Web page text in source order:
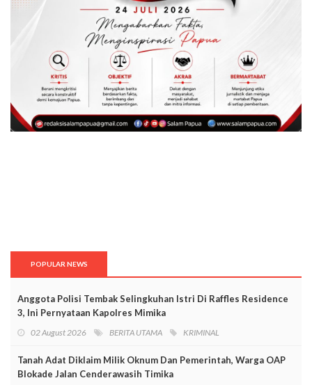
POPULAR NEWS
Anggota Polisi Tembak Selingkuhan Istri Di Raffles Residence
3, Ini Pernyataan Kapolres Mimika
02 August 2026 BERITA UTAMA KRIMINAL
Tanah Adat Diklaim Milik Oknum Dan Pemerintah, Warga OAP
Blokade Jalan Cenderawasih Timika